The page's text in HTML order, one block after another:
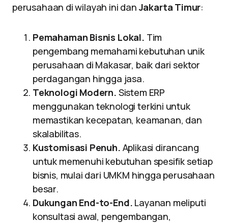
perusahaan di wilayah ini danJakarta Timur:
Pemahaman Bisnis Lokal. Tim
pengembang memahami kebutuhan unik
perusahaan di Makasar, baik dari sektor
perdagangan hingga jasa.
Teknologi Modern. Sistem ERP
menggunakan teknologi terkini untuk
memastikan kecepatan, keamanan, dan
skalabilitas.
Kustomisasi Penuh. Aplikasi dirancang
untuk memenuhi kebutuhan spesifik setiap
bisnis, mulai dari UMKM hingga perusahaan
besar.
Dukungan End-to-End. Layanan meliputi
konsultasi awal, pengembangan,